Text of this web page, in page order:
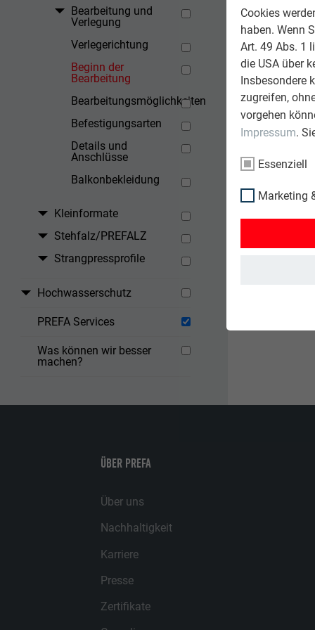
Cookies
haben. Wenn
Art. 49 Abs. 1
die USA über
Insbesondere
zugreifen,
vorgehen
Impressum.
Essenziell
Marketing
Bearbeitung und
Verlegung
Verlegerichtung
Beginn der
Bearbeitung
Bearbeitungsmöglichkeiten
Befestigungsarten
Details und
Anschlüsse
Balkonbekleidung
Kleinformate
Stehfalz/PREFALZ
Strangpressprofile
Hochwasserschutz
PREFA Services
Was können wir besser
machen?
ÜBER PREFA
Über uns
Nachhaltigkeit
Karriere
Presse
Zertifikate